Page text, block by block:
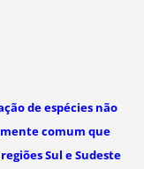
de espécies não
comum que
Sul e Sudeste